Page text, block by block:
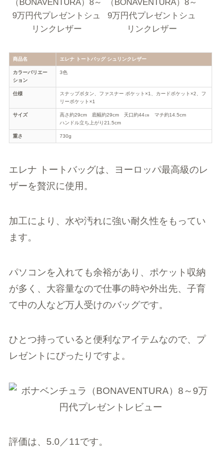
商品名 エレナ トートバッグ シュリンクレザー
カラーバリエー
ション
3色
仕様
スナップボタン、ファスナー ポケット×1、カードポケット×2、フ
リーポケット×1
サイズ
高さ約29cm 底幅約29cm 天口約44㎝ マチ約14.5cm
ハンドル立ち上がり21.5cm
重さ 730g
エレナ トートバッグは、ヨーロッパ最高級のレ
ザーを贅沢に使用。
加工により、水や汚れに強い耐久性をもってい
ます。
パソコンを入れても余裕があり、ポケット収納
が多く、大容量なので仕事の時や外出先、子育
て中の人など万人受けのバッグです。
ひとつ持っていると便利なアイテムなので、プ
レゼントにぴったりですよ。
評価は、5.0／11です。